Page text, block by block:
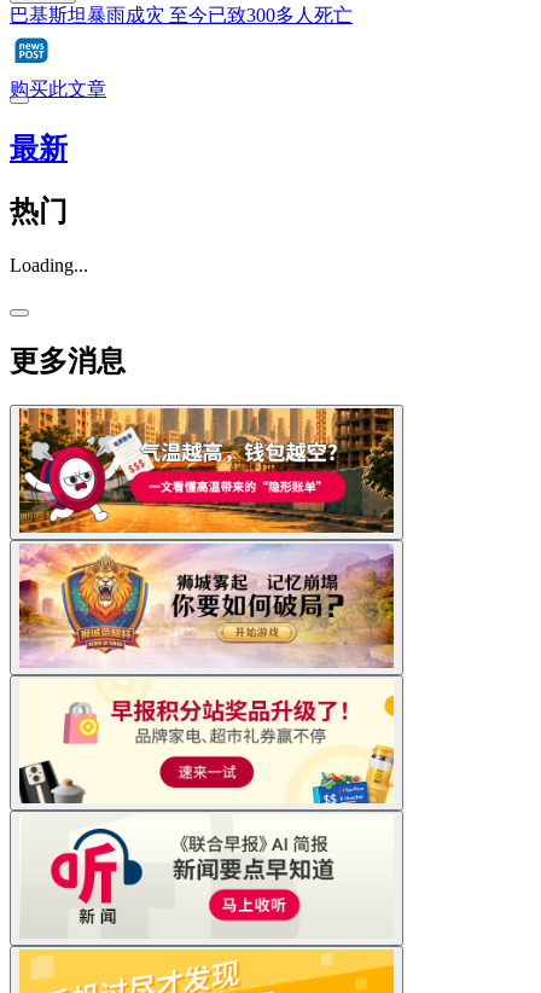
巴基斯坦暴雨成灾 至今已致300多人死亡
购买此文章
最新
热门
Loading...
更多消息